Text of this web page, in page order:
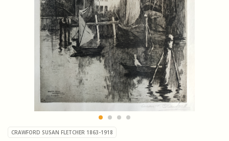
CRAWFORD SUSAN FLETCHER 1863-1918